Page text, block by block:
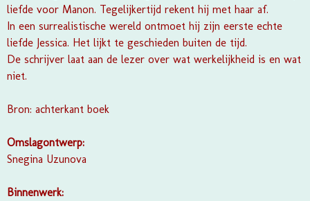
liefde voor Manon. Tegelijkertijd rekent hij met haar af.
In een surrealistische wereld ontmoet hij zijn eerste echte
liefde Jessica. Het lijkt te geschieden buiten de tijd.
De schrijver laat aan de lezer over wat werkelijkheid is en wat
niet.
Bron: achterkant boek
Omslagontwerp:
Snegina Uzunova
Binnenwerk: